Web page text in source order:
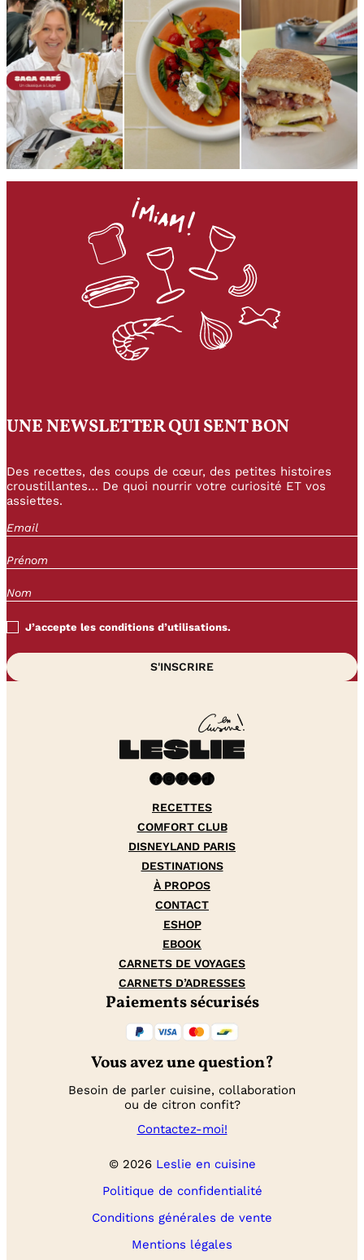
UNE NEWSLETTER QUI SENT BON
Des recettes, des coups de cœur, des petites histoires
croustillantes… De quoi nourrir votre curiosité ET vos
assiettes.
J’accepte les conditions d’utilisations.
Facebook InstagramPinterest YouTube TikTok
RECETTES
COMFORT CLUB
DISNEYLAND PARIS
DESTINATIONS
À PROPOS
CONTACT
ESHOP
EBOOK
CARNETS DE VOYAGES
CARNETS D’ADRESSES
Paiements sécurisés
Vous avez une question?
Besoin de parler cuisine, collaboration
ou de citron confit?
Contactez-moi!
© 2026 Leslie en cuisine
Politique de confidentialité
Conditions générales de vente
Mentions légales